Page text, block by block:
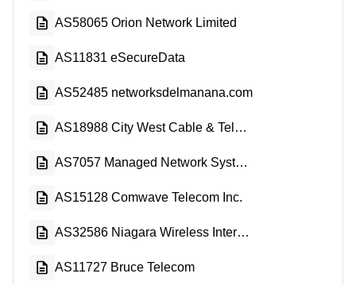
AS58065 Orion Network Limited
AS11831 eSecureData
AS52485 networksdelmanana.com
AS18988 City West Cable & Telephone Corp.
AS7057 Managed Network Systems Inc.
AS15128 Comwave Telecom Inc.
AS32586 Niagara Wireless Internet Co.
AS11727 Bruce Telecom